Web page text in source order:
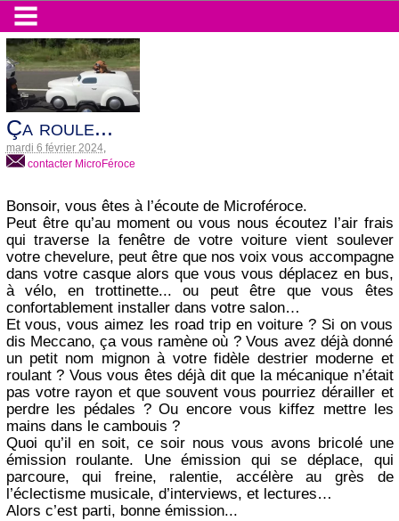
Ça roule...
mardi 6 février 2024,
contacter MicroFéroce
Bonsoir, vous êtes à l’écoute de Microféroce.
Peut être qu’au moment ou vous nous écoutez l’air frais
qui traverse la fenêtre de votre voiture vient soulever
votre chevelure, peut être que nos voix vous accompagne
dans votre casque alors que vous vous déplacez en bus,
à vélo, en trottinette... ou peut être que vous êtes
confortablement installer dans votre salon…
Et vous, vous aimez les road trip en voiture ? Si on vous
dis Meccano, ça vous ramène où ? Vous avez déjà donné
un petit nom mignon à votre fidèle destrier moderne et
roulant ? Vous vous êtes déjà dit que la mécanique n’était
pas votre rayon et que souvent vous pourriez dérailler et
perdre les pédales ? Ou encore vous kiffez mettre les
mains dans le cambouis ?
Quoi qu’il en soit, ce soir nous vous avons bricolé une
émission roulante. Une émission qui se déplace, qui
parcoure, qui freine, ralentie, accélère au grès de
l’éclectisme musicale, d’interviews, et lectures…
Alors c’est parti, bonne émission...